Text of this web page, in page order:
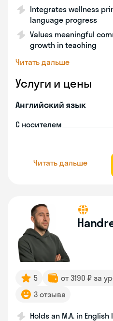
Integrates wellness
language progress
Values meaningful
growth in teaching
Читать дальше
Услуги и цены
Английский язык
С носителем
Читать дальше
5 от 3190 ₽ за
3 отзыва
Holds an M.A. in